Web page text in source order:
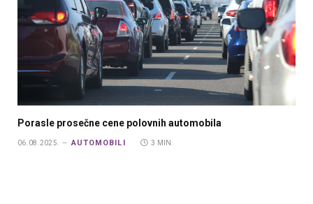
Porasle prosečne cene polovnih automobila
06.08.2025. AUTOMOBILI 3 MIN.